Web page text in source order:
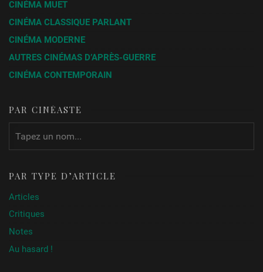
CINÉMA MUET
CINÉMA CLASSIQUE PARLANT
CINÉMA MODERNE
AUTRES CINÉMAS D’APRÈS-GUERRE
CINÉMA CONTEMPORAIN
PAR CINÉASTE
PAR TYPE D’ARTICLE
Articles
Critiques
Notes
Au hasard !